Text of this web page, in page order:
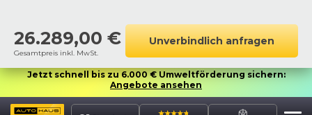
26.289,00 €
Gesamtpreis inkl. MwSt.
Unverbindlich anfragen
Jetzt schnell bis zu 6.000 € Umweltförderung sichern:
Angebote ansehen